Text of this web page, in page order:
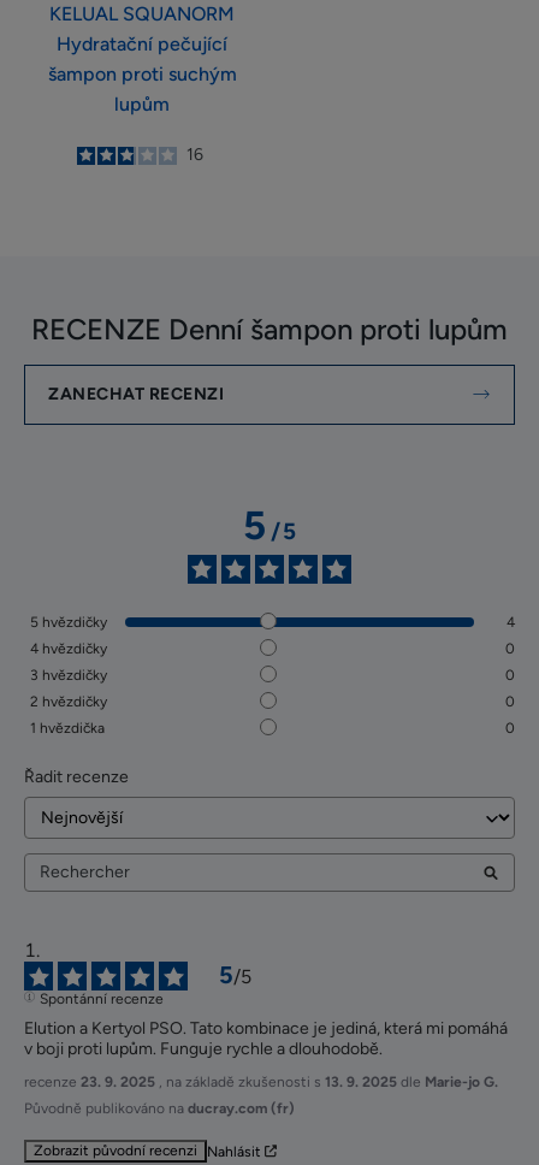
KELUAL SQUANORM
Hydratační pečující
šampon proti suchým
lupům
2.9
/5
16
RECENZE Denní šampon proti lupům
ZANECHAT RECENZI
5/5
5 hvězdičky
4
4 hvězdičky
0
3 hvězdičky
0
2 hvězdičky
0
1 hvězdička 0
Řadit recenze
5/5
Spontánní recenze
Elution a Kertyol PSO. Tato kombinace je jediná, která mi pomáhá
v boji proti lupům. Funguje rychle a dlouhodobě.
recenze 23. 9. 2025 , na základě zkušenosti s 13. 9. 2025 dle Marie-jo G.
Původně publikováno na ducray.com (fr)
Zobrazit původní recenzi Nahlásit